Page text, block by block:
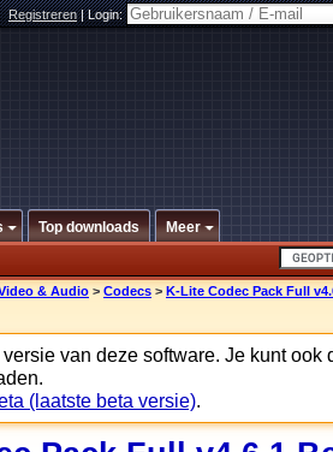
Registreren|Login:
Top downloads Meer
& Audio > Codecs > K-Lite Codec Pack Full
van deze software. Je kunt ook
(laatste beta versie).